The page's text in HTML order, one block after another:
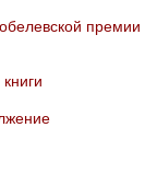
премии